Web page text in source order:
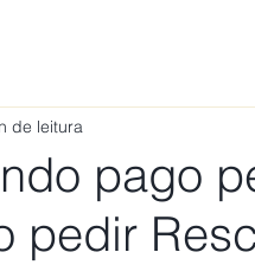
pago
pedir
de leitura